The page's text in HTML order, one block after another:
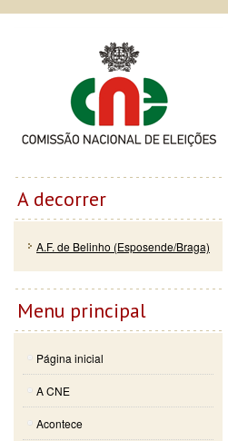
A decorrer
A.F. de Belinho (Esposende/Braga)
Menu principal
Página inicial
A CNE
Acontece